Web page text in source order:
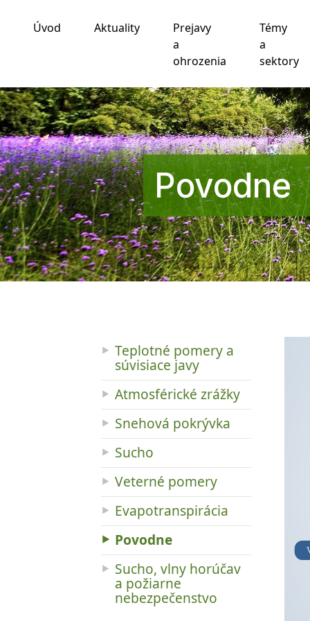
Používame cookies
funkčnosti webovej stránky,pre lepší zážitok na
zobrazovanie reklám ktoré sú pre vás relevantnejšie.
Súhlasím Odmietam Zmeniť moje nastavenia
Úvod Aktuality
Prejavy
a
ohrozenia
Témy
a
sektory
Povodne
Teplotné pomery a
súvisiace javy
Atmosférické zrážky
Snehová pokrývka
Sucho
Veterné pomery
Evapotranspirácia
Povodne
Sucho, vlny horúčav
a požiarne
nebezpečenstvo